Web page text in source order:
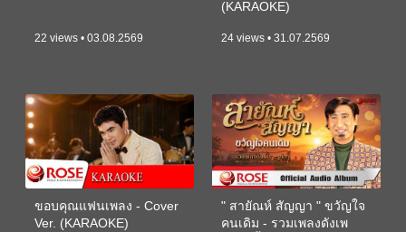
22 views • 03.08.2569
(KARAOKE)
24 views • 31.07.2569
ขอบคุณแฟนเพลง - Cover
Ver. (KARAOKE)
" สายัณห์ สัญญา " ขวัญใจ
คนเดิม - รวมเพลงดังเพ